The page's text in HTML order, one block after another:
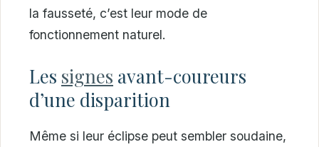
la fausseté, c’est leur mode de
fonctionnement naturel.
Les signes avant-coureurs
d’une disparition
Même si leur éclipse peut sembler soudaine,